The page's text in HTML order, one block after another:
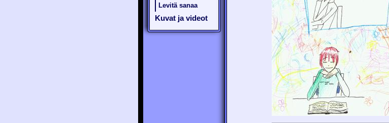
Levitä sanaa
Kuvat ja videot